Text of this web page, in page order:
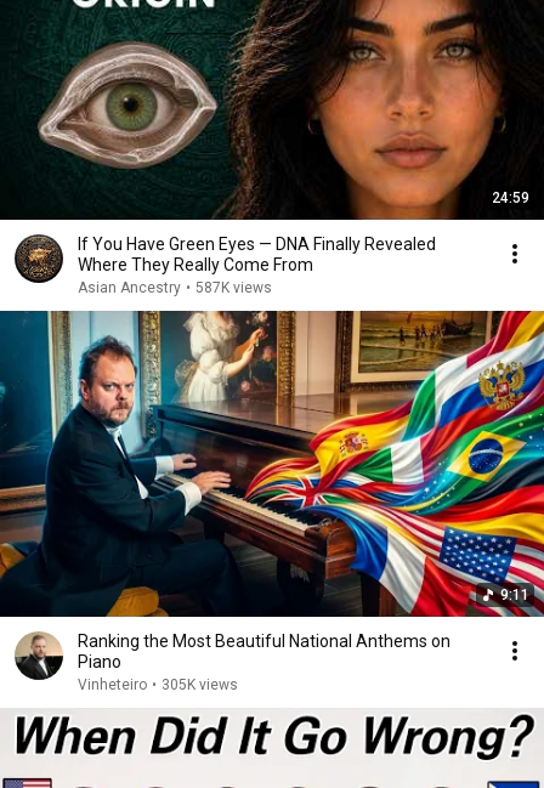
24:59
If You Have Green Eyes — DNA Finally Revealed
Where They Really Come From
Asian Ancestry • 587K views
9:11
Ranking the Most Beautiful National Anthems on
Piano
Vinheteiro • 305K views